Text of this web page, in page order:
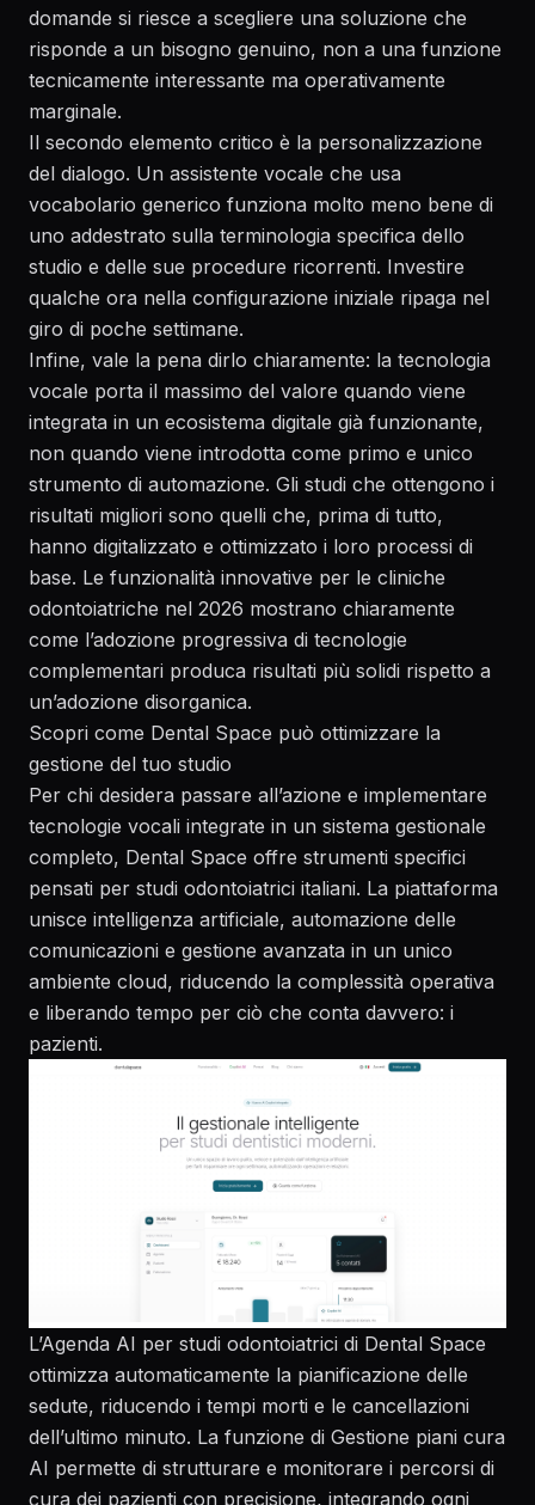
domande si riesce a scegliere una soluzione che
risponde a un bisogno genuino, non a una funzione
tecnicamente interessante ma operativamente
marginale.
Il secondo elemento critico è la personalizzazione
del dialogo. Un assistente vocale che usa
vocabolario generico funziona molto meno bene di
uno addestrato sulla terminologia specifica dello
studio e delle sue procedure ricorrenti. Investire
qualche ora nella configurazione iniziale ripaga nel
giro di poche settimane.
Infine, vale la pena dirlo chiaramente: la tecnologia
vocale porta il massimo del valore quando viene
integrata in un ecosistema digitale già funzionante,
non quando viene introdotta come primo e unico
strumento di automazione. Gli studi che ottengono i
risultati migliori sono quelli che, prima di tutto,
hanno digitalizzato e ottimizzato i loro processi di
base. Le funzionalità innovative per le cliniche
odontoiatriche nel 2026 mostrano chiaramente
come l’adozione progressiva di tecnologie
complementari produca risultati più solidi rispetto a
un’adozione disorganica.
Scopri come Dental Space può ottimizzare la
gestione del tuo studio
Per chi desidera passare all’azione e implementare
tecnologie vocali integrate in un sistema gestionale
completo, Dental Space offre strumenti specifici
pensati per studi odontoiatrici italiani. La piattaforma
unisce intelligenza artificiale, automazione delle
comunicazioni e gestione avanzata in un unico
ambiente cloud, riducendo la complessità operativa
e liberando tempo per ciò che conta davvero: i
pazienti.
L’Agenda AI per studi odontoiatrici di Dental Space
ottimizza automaticamente la pianificazione delle
sedute, riducendo i tempi morti e le cancellazioni
dell’ultimo minuto. La funzione di Gestione piani cura
AI permette di strutturare e monitorare i percorsi di
cura dei pazienti con precisione, integrando ogni